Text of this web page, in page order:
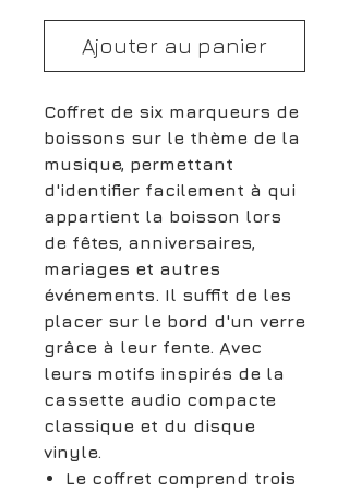
Ajouter au panier
Coffret de six marqueurs de
boissons sur le thème de la
musique, permettant
d'identifier facilement à qui
appartient la boisson lors
de fêtes, anniversaires,
mariages et autres
événements. Il suffit de les
placer sur le bord d'un verre
grâce à leur fente. Avec
leurs motifs inspirés de la
cassette audio compacte
classique et du disque
vinyle.
Le coffret comprend trois